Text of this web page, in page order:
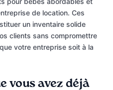
de location. Ces
un inventaire solide
clients sans compromettre
votre entreprise soit à la
vous avez déjà